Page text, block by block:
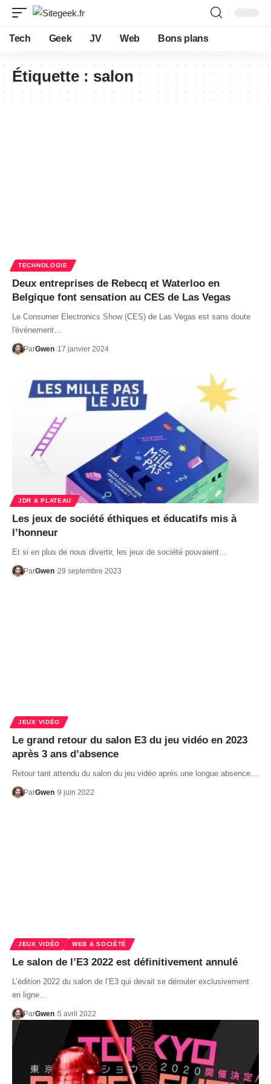
Tech Geek JV Web Bons plans
Étiquette : salon
TECHNOLOGIE
Deux entreprises de Rebecq et Waterloo en
Belgique font sensation au CES de Las Vegas
Le Consumer Electronics Show (CES) de Las Vegas est sans doute
l'événement…
ParGwen 17 janvier 2024
JDR & PLATEAU
Les jeux de société éthiques et éducatifs mis à
l’honneur
Et si en plus de nous divertir, les jeux de société pouvaient…
ParGwen 29 septembre 2023
JEUX VIDÉO
Le grand retour du salon E3 du jeu vidéo en 2023
après 3 ans d’absence
Retour tant attendu du salon du jeu vidéo après une longue absence…
ParGwen 9 juin 2022
JEUX VIDÉO WEB & SOCIÉTÉ
Le salon de l’E3 2022 est définitivement annulé
L’édition 2022 du salon de l’E3 qui devait se dérouler exclusivement
en ligne…
ParGwen 5 avril 2022